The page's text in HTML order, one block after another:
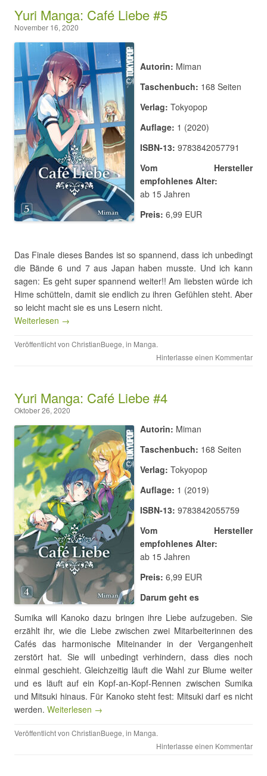
Yuri Manga: Café Liebe #5
November 16, 2020
Autorin: Miman
Taschenbuch: 168 Seiten
Verlag: Tokyopop
Auflage: 1 (2020)
ISBN-13: 9783842057791
Vom Hersteller
empfohlenes Alter:
ab 15 Jahren
Preis: 6,99 EUR
Das Finale dieses Bandes ist so spannend, dass ich unbedingt
die Bände 6 und 7 aus Japan haben musste. Und ich kann
sagen: Es geht super spannend weiter!! Am liebsten würde ich
Hime schütteln, damit sie endlich zu ihren Gefühlen steht. Aber
so leicht macht sie es uns Lesern nicht.
Weiterlesen →
Veröffentlicht von ChristianBuege, in Manga.
Hinterlasse einen Kommentar
Yuri Manga: Café Liebe #4
Oktober 26, 2020
Autorin: Miman
Taschenbuch: 168 Seiten
Verlag: Tokyopop
Auflage: 1 (2019)
ISBN-13: 9783842055759
Vom Hersteller
empfohlenes Alter:
ab 15 Jahren
Preis: 6,99 EUR
Darum geht es
Sumika will Kanoko dazu bringen ihre Liebe aufzugeben. Sie
erzählt ihr, wie die Liebe zwischen zwei Mitarbeiterinnen des
Cafés das harmonische Miteinander in der Vergangenheit
zerstört hat. Sie will unbedingt verhindern, dass dies noch
einmal geschieht. Gleichzeitig läuft die Wahl zur Blume weiter
und es läuft auf ein Kopf-an-Kopf-Rennen zwischen Sumika
und Mitsuki hinaus. Für Kanoko steht fest: Mitsuki darf es nicht
werden. Weiterlesen →
Veröffentlicht von ChristianBuege, in Manga.
Hinterlasse einen Kommentar